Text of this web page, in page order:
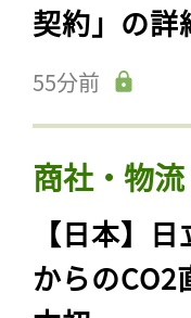
契約」の詳
55分前
商社・物流
【日本】
からの